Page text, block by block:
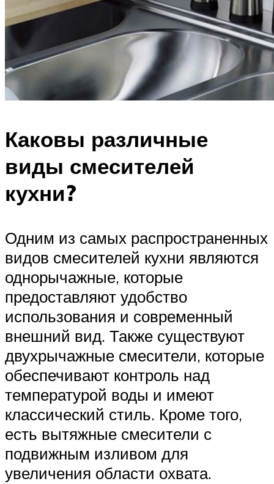
Каковы различные
виды смесителей
кухни?
Одним из самых распространенных
видов смесителей кухни являются
однорычажные, которые
предоставляют удобство
использования и современный
внешний вид. Также существуют
двухрычажные смесители, которые
обеспечивают контроль над
температурой воды и имеют
классический стиль. Кроме того,
есть вытяжные смесители с
подвижным изливом для
увеличения области охвата.